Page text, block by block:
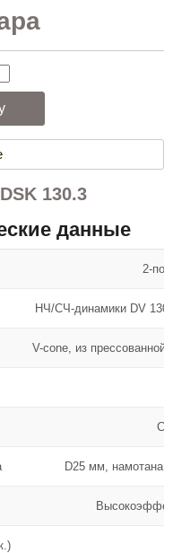
130.3
данные
2-
НЧ/СЧ-динамики DV
V-cone, из
D25 мм, намотана